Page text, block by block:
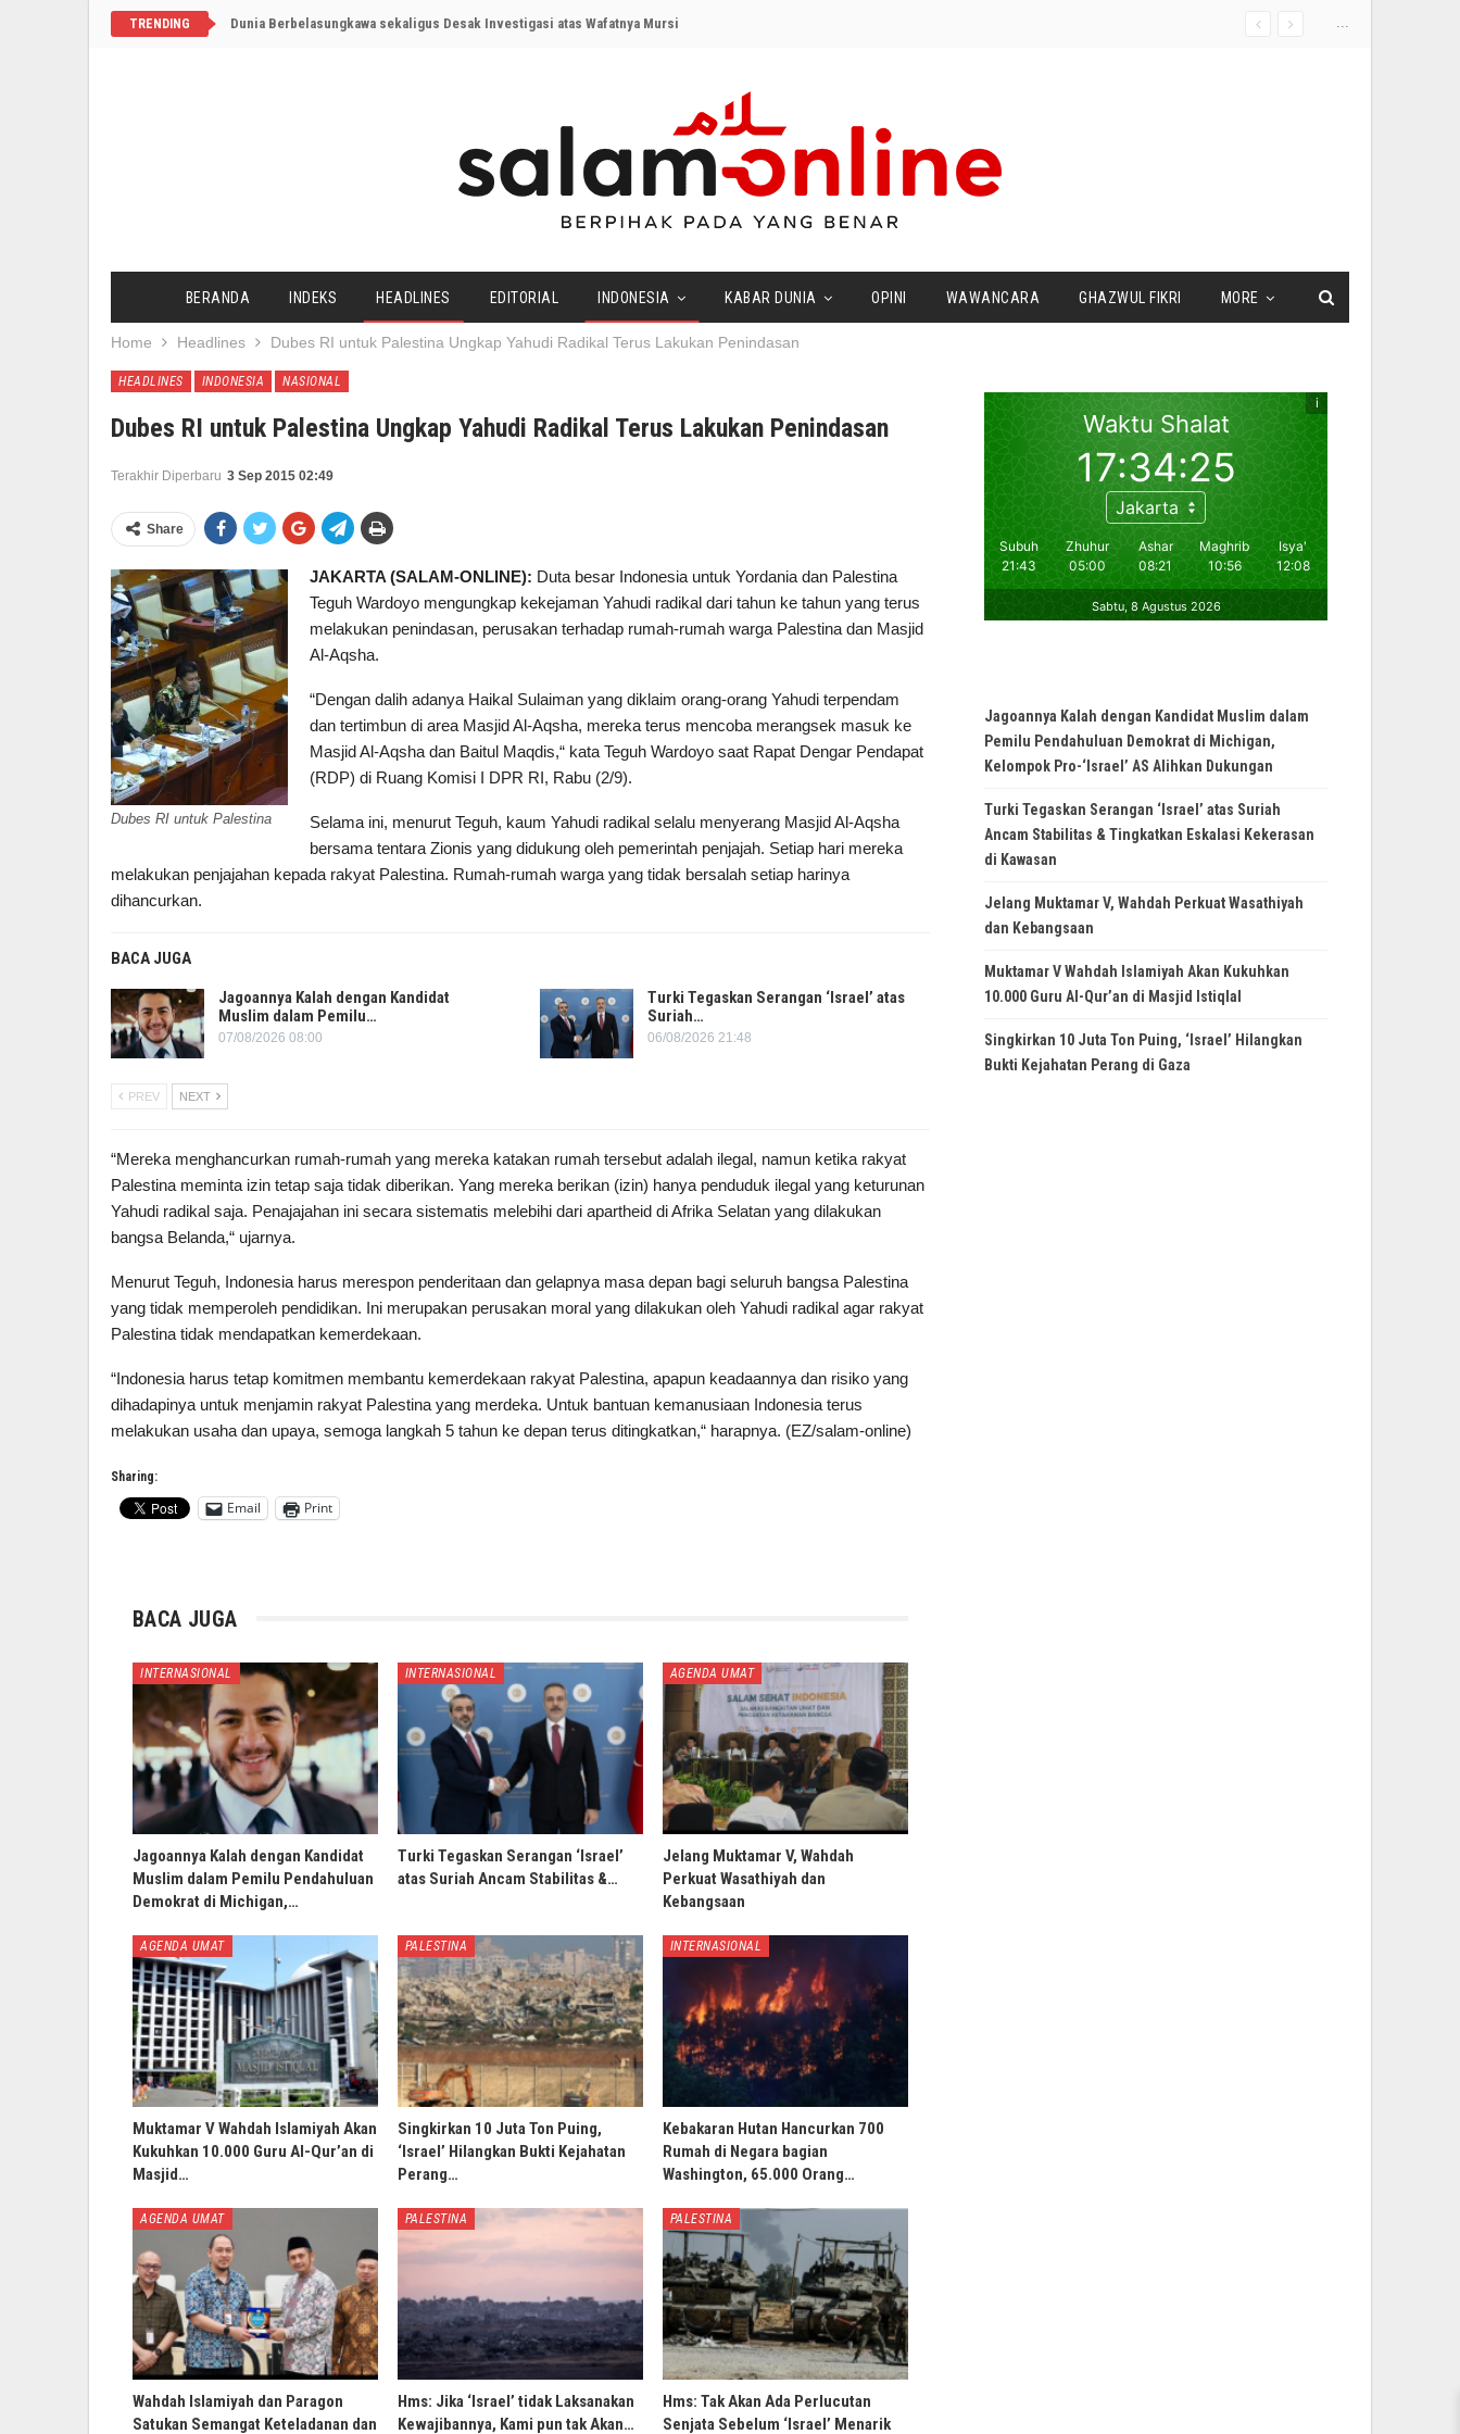
...
TRENDING Dunia Berbelasungkawa sekaligus Desak Investigasi atas Wafatnya Mursi
BERANDA INDEKS HEADLINES EDITORIAL INDONESIA KABAR DUNIA OPINI WAWANCARA GHAZWUL FIKRI MORE
Home Headlines Dubes RI untuk Palestina Ungkap Yahudi Radikal Terus Lakukan Penindasan
HEADLINES INDONESIA NASIONAL
Dubes RI untuk Palestina Ungkap Yahudi Radikal Terus Lakukan Penindasan
Terakhir Diperbaru 3 Sep 2015 02:49
Share
Dubes RI untuk Palestina
JAKARTA (SALAM-ONLINE): Duta besar Indonesia untuk Yordania dan Palestina
Teguh Wardoyo mengungkap kekejaman Yahudi radikal dari tahun ke tahun yang terus
melakukan penindasan, perusakan terhadap rumah-rumah warga Palestina dan Masjid
Al-Aqsha.
“Dengan dalih adanya Haikal Sulaiman yang diklaim orang-orang Yahudi terpendam
dan tertimbun di area Masjid Al-Aqsha, mereka terus mencoba merangsek masuk ke
Masjid Al-Aqsha dan Baitul Maqdis,“ kata Teguh Wardoyo saat Rapat Dengar Pendapat
(RDP) di Ruang Komisi I DPR RI, Rabu (2/9).
Selama ini, menurut Teguh, kaum Yahudi radikal selalu menyerang Masjid Al-Aqsha
bersama tentara Zionis yang didukung oleh pemerintah penjajah. Setiap hari mereka
melakukan penjajahan kepada rakyat Palestina. Rumah-rumah warga yang tidak bersalah setiap harinya
dihancurkan.
BACA JUGA
Jagoannya Kalah dengan Kandidat
Muslim dalam Pemilu…
07/08/2026 08:00
Turki Tegaskan Serangan ‘Israel’ atas
Suriah…
06/08/2026 21:48
PREV NEXT
“Mereka menghancurkan rumah-rumah yang mereka katakan rumah tersebut adalah ilegal, namun ketika rakyat
Palestina meminta izin tetap saja tidak diberikan. Yang mereka berikan (izin) hanya penduduk ilegal yang keturunan
Yahudi radikal saja. Penajajahan ini secara sistematis melebihi dari apartheid di Afrika Selatan yang dilakukan
bangsa Belanda,“ ujarnya.
Menurut Teguh, Indonesia harus merespon penderitaan dan gelapnya masa depan bagi seluruh bangsa Palestina
yang tidak memperoleh pendidikan. Ini merupakan perusakan moral yang dilakukan oleh Yahudi radikal agar rakyat
Palestina tidak mendapatkan kemerdekaan.
“Indonesia harus tetap komitmen membantu kemerdekaan rakyat Palestina, apapun keadaannya dan risiko yang
dihadapinya untuk menjamin rakyat Palestina yang merdeka. Untuk bantuan kemanusiaan Indonesia terus
melakukan usaha dan upaya, semoga langkah 5 tahun ke depan terus ditingkatkan,“ harapnya. (EZ/salam-online)
Sharing:
Email Print
BACA JUGA
INTERNASIONAL
Jagoannya Kalah dengan Kandidat
Muslim dalam Pemilu Pendahuluan
Demokrat di Michigan,…
INTERNASIONAL
Turki Tegaskan Serangan ‘Israel’
atas Suriah Ancam Stabilitas &…
AGENDA UMAT
Jelang Muktamar V, Wahdah
Perkuat Wasathiyah dan
Kebangsaan
AGENDA UMAT
Muktamar V Wahdah Islamiyah Akan
Kukuhkan 10.000 Guru Al-Qur’an di
Masjid…
PALESTINA
Singkirkan 10 Juta Ton Puing,
‘Israel’ Hilangkan Bukti Kejahatan
Perang…
INTERNASIONAL
Kebakaran Hutan Hancurkan 700
Rumah di Negara bagian
Washington, 65.000 Orang…
AGENDA UMAT
Wahdah Islamiyah dan Paragon
Satukan Semangat Keteladanan dan
PALESTINA
Hms: Jika ‘Israel’ tidak Laksanakan
Kewajibannya, Kami pun tak Akan…
PALESTINA
Hms: Tak Akan Ada Perlucutan
Senjata Sebelum ‘Israel’ Menarik
Jagoannya Kalah dengan Kandidat Muslim dalam
Pemilu Pendahuluan Demokrat di Michigan,
Kelompok Pro-‘Israel’ AS Alihkan Dukungan
Turki Tegaskan Serangan ‘Israel’ atas Suriah
Ancam Stabilitas & Tingkatkan Eskalasi Kekerasan
di Kawasan
Jelang Muktamar V, Wahdah Perkuat Wasathiyah
dan Kebangsaan
Muktamar V Wahdah Islamiyah Akan Kukuhkan
10.000 Guru Al-Qur’an di Masjid Istiqlal
Singkirkan 10 Juta Ton Puing, ‘Israel’ Hilangkan
Bukti Kejahatan Perang di Gaza